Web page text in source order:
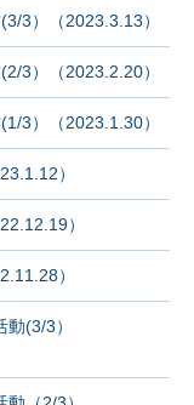
3）（2023.3.13）
3）（2023.2.20）
3）（2023.1.30）
）
）
）
(3/3）